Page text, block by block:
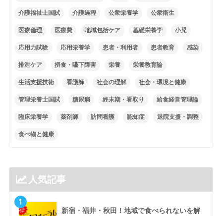
介護福祉士国試 介護過程 公衆栄養学 公衆衛生
医療倫理 医療費 地域包括ケア 基礎栄養学 小児
応用力試験 応用栄養学 患者・利用者 患者教育 感染
排泄ケア 摂食・嚥下障害 栄養 栄養教育論
生活支援技術 看護師 社会の理解 社会・環境と健康
管理栄養士国試 糖尿病 終末期・看取り 給食経営管理論
臨床栄養学 薬剤師 訪問看護 認知症 退院支援・調整
食べ物と健康
人気記事
1
新宿・福井・秋田！地域で食べられないを解